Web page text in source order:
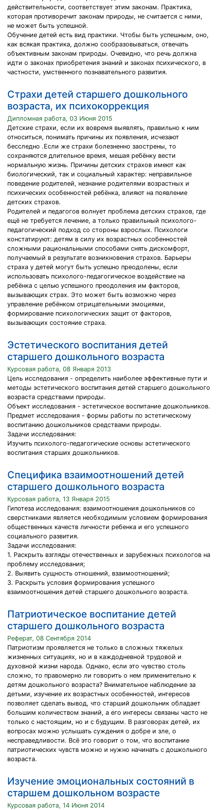
действительности, соответствует этим законам. Практика,
которая противоречит законам природы, не считается с ними,
не может быть успешной.
Обучение детей есть вид практики. Чтобы быть успешным, оно,
как всякая практика, должно сообразовываться, отвечать
объективным законам природы. Очевидно, что речь должна
идти о законах приобретения знаний и законах психического, в
частности, умственного познавательного развития.
Страхи детей старшего дошкольного
возраста, их психокоррекция
Дипломная работа, 03 Июня 2015
Детские страхи, если их вовремя выявлять, правильно к ним
относиться, понимать причины их появления, исчезают
бесследно .Если же страхи болезненно заострены, то
сохраняются длительное время, мешая ребёнку вести
нормальную жизнь. Причины детских страхов имеют как
биологический, так и социальный характер: неправильное
поведение родителей, незнание родителями возрастных и
психических особенностей ребёнка, влияют на появление
детских страхов.
Родителей и педагогов волнует проблема детских страхов, где
ещё не требуется лечение, а только правильный психолого-
педагогический подход со стороны взрослых. Психологи
констатируют: детям в силу их возрастных особенностей
сложными рациональными способами снять дискомфорт,
получаемый в результате возникновения страхов. Барьеры
страха у детей могут быть успешно преодолены, если
использовать психолого-педагогическое воздействие на
ребёнка с целью успешного преодоления им факторов,
вызывающих страх. Это может быть возможно через
управление ребёнком отрицательными эмоциями,
формирование психологических защит от факторов,
вызывающих состояние страха.
Эстетического воспитания детей
старшего дошкольного возраста
Курсовая работа, 08 Января 2013
Цель исследования - определить наиболее эффективные пути и
методы эстетического воспитания детей старшего дошкольного
возраста средствами природы.
Объект исследования - эстетическое воспитание дошкольников.
Предмет исследования - формы работы по эстетическому
воспитанию дошкольников средствами природы.
Задачи исследования:
Изучить психолого-педагогические основы эстетического
воспитания старших дошкольников.
Специфика взаимоотношений детей
старшего дошкольного возраста
Курсовая работа, 13 Января 2015
Гипотеза исследования: взаимоотношения дошкольников со
сверстниками является необходимым условием формирования
общественных качеств личности ребенка и его успешного
социального развития.
Задачи исследования:
1. Раскрыть взгляды отечественных и зарубежных психологов на
проблему исследования;
2. Выявить сущность отношений, взаимоотношений;
3. Раскрыть условия формирования успешного
взаимоотношения детей старшего дошкольного возраста.
Патриотическое воспитание детей
старшего дошкольного возраста
Реферат, 08 Сентября 2014
Патриотизм проявляется не только в сложных тяжелых
жизненных ситуациях, но и в каждодневной трудовой и
духовной жизни народа. Однако, если это чувство столь
сложно, то правомерно ли говорить о нем применительно к
детям дошкольного возраста? Внимательное наблюдение за
детьми, изучение их возрастных особенностей, интересов
позволяет сделать вывод, что старший дошкольник обладает
большим количеством знаний, а его интересы связаны часто не
только с настоящим, но и с будущим. В разговорах детей, их
вопросах можно услышать суждения о добре и зле, о
несправедливости. Всё это говорит о том, что воспитание
патриотических чувств можно и нужно начинать с дошкольного
возраста.
Изучение эмоциональных состояний в
старшем дошкольном возрасте
Курсовая работа, 14 Июня 2014